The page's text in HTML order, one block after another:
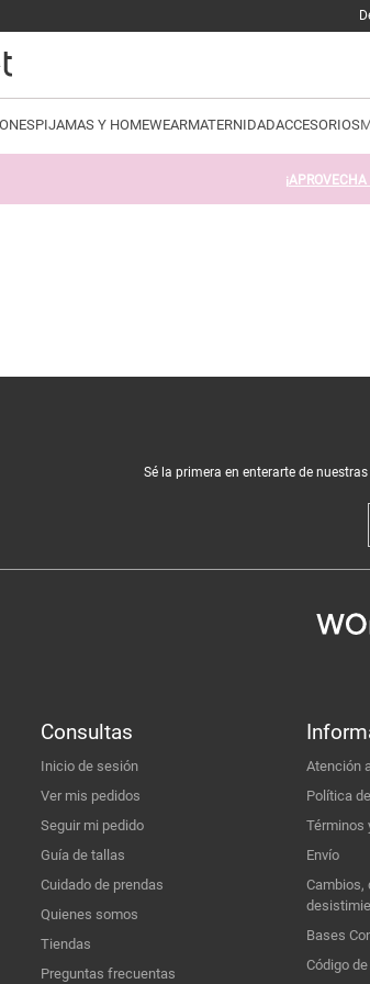
PIJAMAS Y HOMEWEARMATERNIDADACCESORIOS
¡APROVECHA
Sé la primera en enterarte de
Consultas
Inicio de sesión
Ver mis pedidos
Seguir mi pedido
Guía de tallas
Cuidado de prendas
Quienes somos
Tiendas
Preguntas frecuentas
Atención
Política
Términos
Envío
Cambios,
Bases
Código